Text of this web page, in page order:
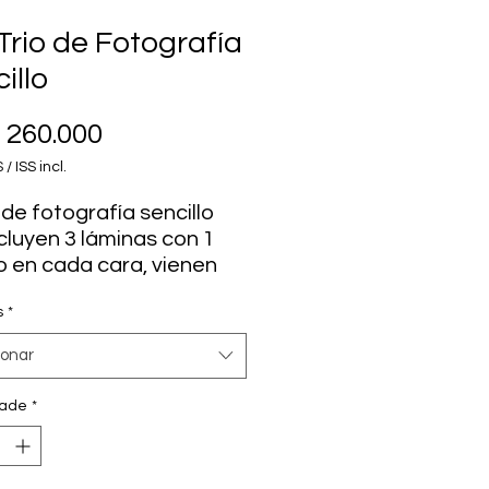
de Fotografía
260.000
/ ISS incl.
de fotografía sencillo
3 láminas con 1
en cada cara, vienen
los tablones.
la decoración, solo
*
*